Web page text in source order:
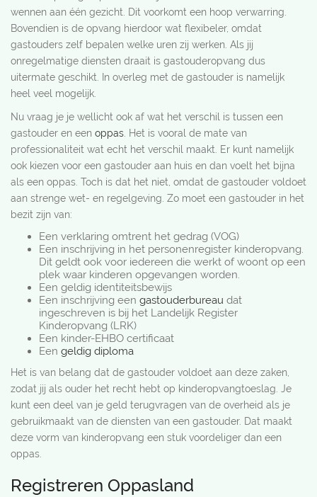
wennen aan één gezicht. Dit voorkomt een hoop verwarring.
Bovendien is de opvang hierdoor wat flexibeler, omdat
gastouders zelf bepalen welke uren zij werken. Als jij
onregelmatige diensten draait is gastouderopvang dus
uitermate geschikt. In overleg met de gastouder is namelijk
heel veel mogelijk.
Nu vraag je je wellicht ook af wat het verschil is tussen een
gastouder en een oppas . Het is vooral de mate van
professionaliteit wat echt het verschil maakt. Er kunt namelijk
ook kiezen voor een gastouder aan huis en dan voelt het bijna
als een oppas. Toch is dat het niet, omdat de gastouder voldoet
aan strenge wet- en regelgeving. Zo moet een gastouder in het
bezit zijn van:
Een verklaring omtrent het gedrag (VOG)
Een inschrijving in het personenregister kinderopvang.
Dit geldt ook voor iedereen die werkt of woont op een
plek waar kinderen opgevangen worden.
Een geldig identiteitsbewijs
Een inschrijving een gastouderbureau dat
ingeschreven is bij het Landelijk Register
Kinderopvang (LRK)
Een kinder-EHBO certificaat
Een geldig diploma
Het is van belang dat de gastouder voldoet aan deze zaken,
zodat jij als ouder het recht hebt op kinderopvangtoeslag. Je
kunt een deel van je geld terugvragen van de overheid als je
gebruikmaakt van de diensten van een gastouder. Dat maakt
deze vorm van kinderopvang een stuk voordeliger dan een
oppas.
Registreren Oppasland